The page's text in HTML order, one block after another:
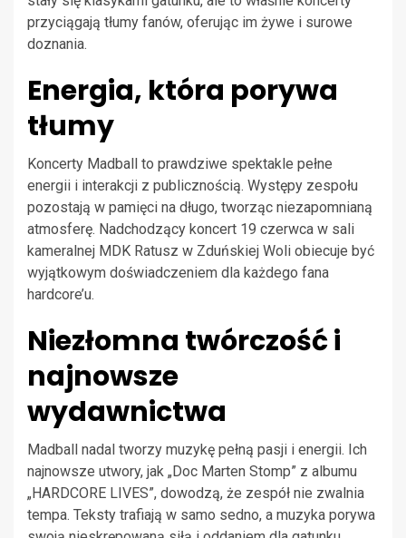
przyciągają tłumy fanów, oferując im żywe i surowe
doznania.
Energia, która porywa
tłumy
Koncerty Madball to prawdziwe spektakle pełne
energii i interakcji z publicznością. Występy zespołu
pozostają w pamięci na długo, tworząc niezapomnianą
atmosferę. Nadchodzący koncert 19 czerwca w sali
kameralnej MDK Ratusz w Zduńskiej Woli obiecuje być
wyjątkowym doświadczeniem dla każdego fana
hardcore’u.
Niezłomna twórczość i
najnowsze
wydawnictwa
Madball nadal tworzy muzykę pełną pasji i energii. Ich
najnowsze utwory, jak „Doc Marten Stomp” z albumu
„HARDCORE LIVES”, dowodzą, że zespół nie zwalnia
tempa. Teksty trafiają w samo sedno, a muzyka porywa